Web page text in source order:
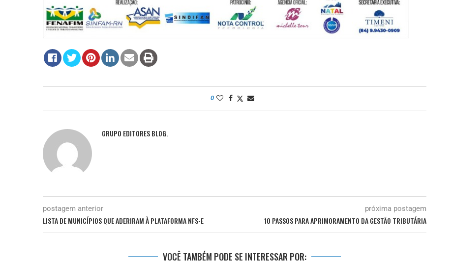
0
GRUPO EDITORES BLOG.
postagem anterior
LISTA DE MUNICÍPIOS QUE ADERIRAM À PLATAFORMA NFS-E
próxima postagem
10 PASSOS PARA APRIMORAMENTO DA GESTÃO TRIBUTÁRIA
VOCÊ TAMBÉM PODE SE INTERESSAR POR: